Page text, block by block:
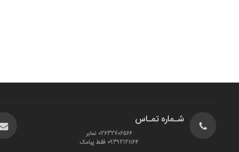
شـماره تمـاس
02632706566 نمابر
09392121164 فقط پیامک